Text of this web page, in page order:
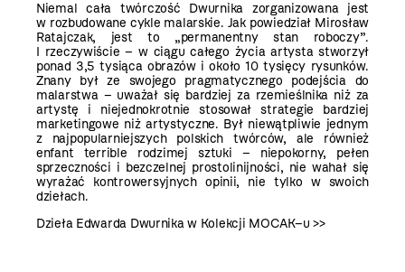
Niemal cała twórczość Dwurnika zorganizowana jest
w rozbudowane cykle malarskie. Jak powiedział Mirosław
Ratajczak, jest to „permanentny stan roboczy”.
I rzeczywiście – w ciągu całego życia artysta stworzył
ponad 3,5 tysiąca obrazów i około 10 tysięcy rysunków.
Znany był ze swojego pragmatycznego podejścia do
malarstwa – uważał się bardziej za rzemieślnika niż za
artystę i niejednokrotnie stosował strategie bardziej
marketingowe niż artystyczne. Był niewątpliwie jednym
z najpopularniejszych polskich twórców, ale również
enfant terrible rodzimej sztuki – niepokorny, pełen
sprzeczności i bezczelnej prostolinijności, nie wahał się
wyrażać kontrowersyjnych opinii, nie tylko w swoich
dziełach.
Dzieła Edwarda Dwurnika w Kolekcji MOCAK–u >>